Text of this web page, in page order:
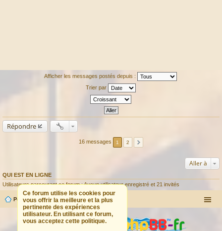
Afficher les messages postés depuis :
Trier par
Répondre
16 messages 1 2
Aller à
QUI EST EN LIGNE
Utilisateurs parcourant ce forum : Aucun utilisateur enregistré et 21 invités
Ce forum utilise les cookies pour
vous offrir la meilleure et la plus
pertinente des expériences
utilisateur. En utilisant ce forum,
vous acceptez cette politique.
Portail Forum